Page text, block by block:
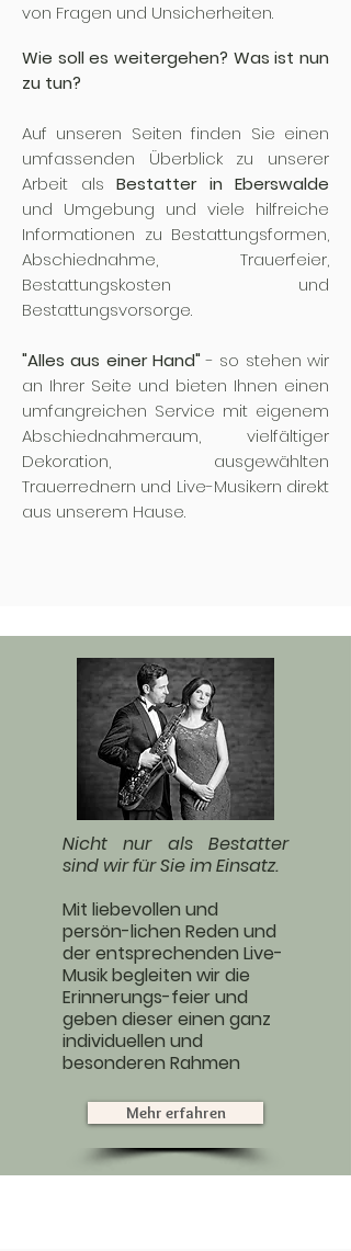
von Fragen und Unsicherheiten.
Wie soll es weitergehen? Was ist nun
zu tun?
Auf unseren Seiten finden Sie einen
umfassenden Überblick zu unserer
Arbeit als Bestatter in Eberswalde
und Umgebung und viele hilfreiche
Informationen zu Bestattungsformen,
Abschiednahme, Trauerfeier,
Bestattungskosten und
Bestattungsvorsorge.
"Alles aus einer Hand" - so stehen wir
an Ihrer Seite und bieten Ihnen einen
umfangreichen Service mit eigenem
Abschiednahmeraum, vielfältiger
Dekoration, ausgewählten
Trauerrednern und Live-Musikern direkt
aus unserem Hause.
Nicht nur als Bestatter
sind wir für Sie im Einsatz.
Mit liebevollen und
persön-lichen Reden und
der entsprechenden Live-
Musik begleiten wir die
Erinnerungs-feier und
geben dieser einen ganz
individuellen und
besonderen Rahmen
Mehr erfahren